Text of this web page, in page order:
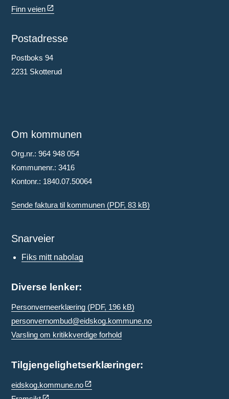
Finn veien
Postadresse
Postboks 94
2231 Skotterud
Om kommunen
Org.nr.: 964 948 054
Kommunenr.: 3416
Kontonr.: 1840.07.50064
Sende faktura til kommunen (PDF, 83 kB)
Snarveier
Fiks mitt nabolag
Diverse lenker:
Personverneerklæring (PDF, 196 kB)
personvernombud@eidskog.kommune.no
Varsling om kritikkverdige forhold
Tilgjengelighetserklæringer:
eidskog.kommune.no